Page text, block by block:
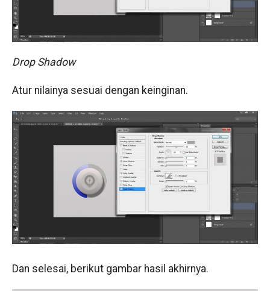
Drop Shadow
Atur nilainya sesuai dengan keinginan.
Dan selesai, berikut gambar hasil akhirnya.